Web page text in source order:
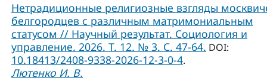
Нетрадиционные религиозные взгляды
белгородцев с различным матримониальным
статусом // Научный результат. Социология и
управление. 2026. Т. 12. № 3. С. 47-64. DOI:
10.18413/2408-9338-2026-12-3-0-4.
Лютенко И. В.